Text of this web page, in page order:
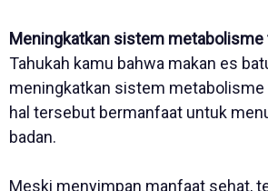
Meningkatkan sistem metabolisme
Tahukah kamu bahwa makan es
meningkatkan sistem metabolisme
hal tersebut bermanfaat untuk
badan.
Meski menyimpan manfaat sehat,